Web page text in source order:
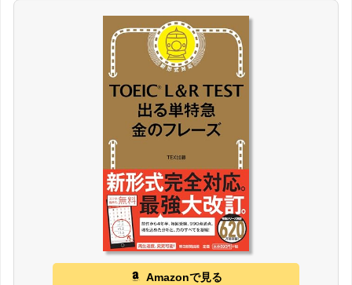
Amazonで見る